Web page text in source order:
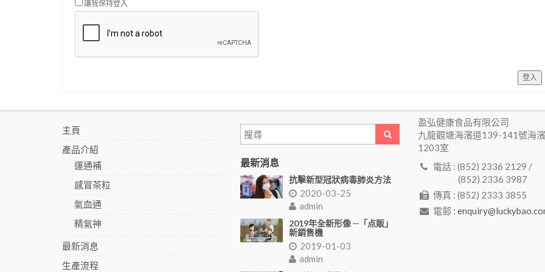
讓我保持登入
登入
主頁
產品介紹
運通補
感冒茶粒
氣血通
精氣神
最新消息
生產流程
最新消息
抗擊新型冠狀病毒肺炎方法
2020-03-25
admin
2019年全新形像 ─「点販」
新銷售機
2019-01-03
admin
盈弘健康食品有限公司
九龍觀塘海濱道139-141號海
1203室
電話 : (852) 2336 2129 /
(852) 2336 3987
傳真 : (852) 2333 3855
電郵 :